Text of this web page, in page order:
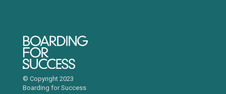
© Copyright 2023
Boarding for Success